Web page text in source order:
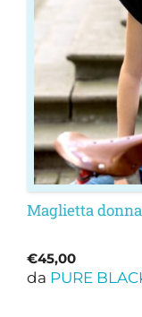
Maglietta
€45,00
da PURE
possono
scelte
pagina
del
prodotto